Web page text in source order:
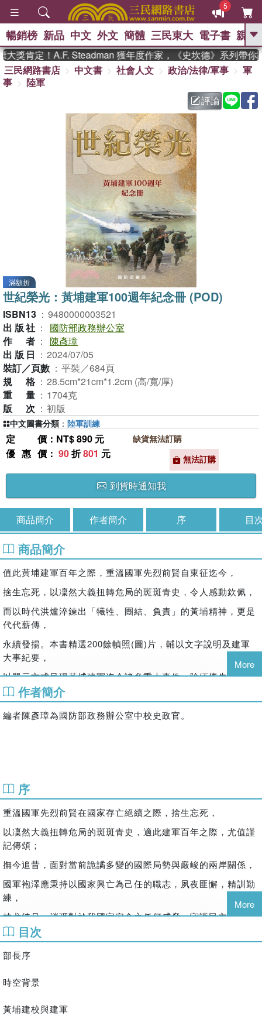
5
GO
熱搜： 東野圭吾 、 高希均教授回憶錄
暑期推薦 、 國際布克
方念華 、 台灣的李
登輝時代 、 數學女孩：黎曼猜想
偉大的迷走神經
暢銷榜 新品 中文 外文 簡體 三民東大 電子書 親子
肯定！A.F. Steadman 獲年度作家，《史坎德》系列帶你踏
三民網路書店
中文書 社會人文 政治/法律/軍事
軍
事
陸軍
評論
滿額折
世紀榮光：黃埔建軍100週年紀念冊 (POD)
ISBN13 ： 9480000003521
出版社 ：
國防部政務辦公室
作者 ： 陳彥璋
出版日 ： 2024/07/05
裝訂／頁數 ： 平裝／684頁
規格 ： 28.5cm*21cm*1.2cm (高/寬/厚)
重量 ： 1704克
版次 ： 初版
定價 ：NT$ 890 元
優惠價 ： 90折801 元
到貨時通知我
缺貨無法訂購
無法訂購
中文圖書分類 ： 陸軍訓練
商品簡介 作者簡介 序 目
商品簡介
值此黃埔建軍百年之際，重溫國軍先烈前賢自東征迄今，
捨生忘死，以凜然大義扭轉危局的斑斑青史，令人感動欽佩，
而以時代洪爐淬鍊出「犧牲、團結、負責」的黃埔精神，更是
代代薪傳，
永續發揚。本書精選200餘幀照(圖)片，輔以文字說明及建軍
大事紀要，
以單元方式呈現黃埔建軍迄今諸多重大事件，除緬懷先賢先烈
為民前鋒的犧牲奉獻，
亦鼓勵國軍袍澤應秉承前輩職志，永續守護民主自由價值，傳
承黃埔軍魂榮光。
More
作者簡介
編者陳彥璋為國防部政務辦公室中校史政官。
序
重溫國軍先烈前賢在國家存亡絕續之際，捨生忘死，
以凜然大義扭轉危局的斑斑青史，適此建軍百年之際，尤值謹
記傳頌；
撫今追昔，面對當前詭譎多變的國際局勢與嚴峻的兩岸關係，
國軍袍澤應秉持以國家興亡為己任的職志，夙夜匪懈，精訓勤
練，
枕戈待旦，消弭對於我國家安全之任何威脅，守護民主自由價
值，
確保中華民國生存發展，人民安居樂業，以不負英烈之犧牲奉
獻，
永續傳承黃埔軍魂榮光
More
目次
部長序
時空背景
黃埔建校與建軍